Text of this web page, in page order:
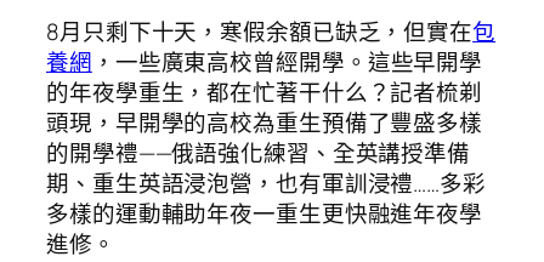
8月只剩下十天，寒假余額已缺乏，但實在包
養網 ，一些廣東高校曾經開學。這些早開學
的年夜學重生，都在忙著干什么？記者梳剃
頭現，早開學的高校為重生預備了豐盛多樣
的開學禮——俄語強化練習、全英講授準備
期、重生英語浸泡營，也有軍訓浸禮……多彩
多樣的運動輔助年夜一重生更快融進年夜學
進修。